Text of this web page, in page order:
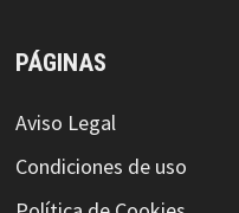
PÁGINAS
Aviso Legal
Condiciones de uso